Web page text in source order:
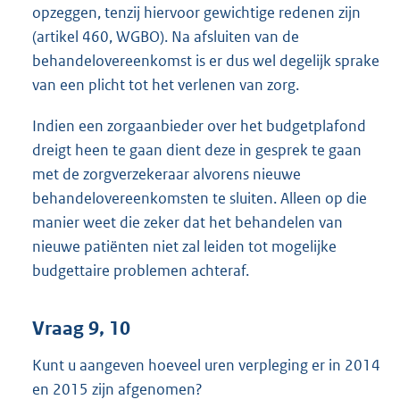
opzeggen, tenzij hiervoor gewichtige redenen zijn
(artikel 460, WGBO). Na afsluiten van de
behandelovereenkomst is er dus wel degelijk sprake
van een plicht tot het verlenen van zorg.
Indien een zorgaanbieder over het budgetplafond
dreigt heen te gaan dient deze in gesprek te gaan
met de zorgverzekeraar alvorens nieuwe
behandelovereenkomsten te sluiten. Alleen op die
manier weet die zeker dat het behandelen van
nieuwe patiënten niet zal leiden tot mogelijke
budgettaire problemen achteraf.
Vraag 9, 10
Kunt u aangeven hoeveel uren verpleging er in 2014
en 2015 zijn afgenomen?